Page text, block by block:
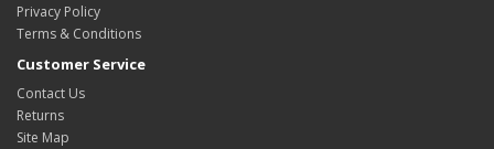
Privacy Policy
Terms & Conditions
Customer Service
Contact Us
Returns
Site Map